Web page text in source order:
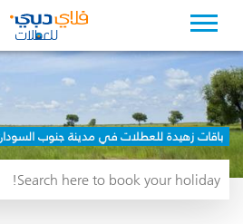
باقات زهيدة للعطلات في مدينة جنوب